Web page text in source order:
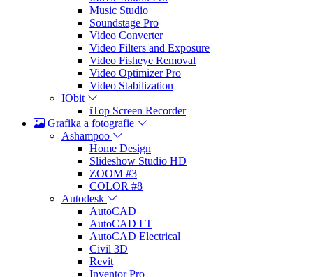
Music Studio
Soundstage Pro
Video Converter
Video Filters and Exposure
Video Fisheye Removal
Video Optimizer Pro
Video Stabilization
IObit
iTop Screen Recorder
Grafika a fotografie
Ashampoo
Home Design
Slideshow Studio HD
ZOOM #3
COLOR #8
Autodesk
AutoCAD
AutoCAD LT
AutoCAD Electrical
Civil 3D
Revit
Inventor Pro